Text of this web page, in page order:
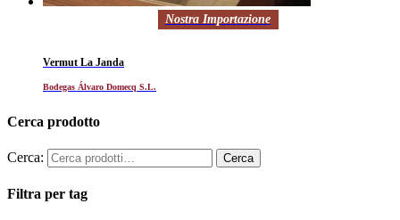
Nostra Importazione
Vermut La Janda
Bodegas Álvaro Domecq S.L.
Cerca prodotto
Cerca:
Filtra per tag